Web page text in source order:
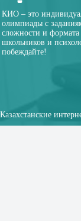
КИО – это
олимпиады с
сложности и формата
школьников и
побеждайте!
Казахстанские